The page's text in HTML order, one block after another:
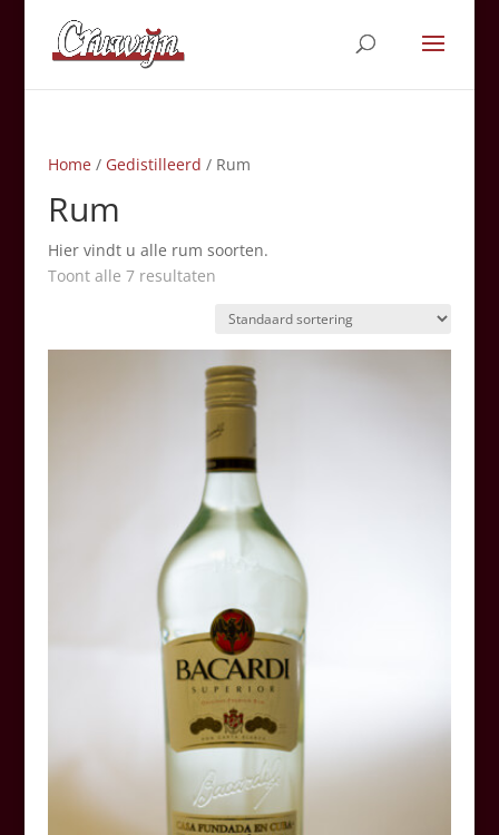
Home/ Gedistilleerd / Rum
Rum
Hier vindt u alle rum soorten.
Toont alle 7 resultaten